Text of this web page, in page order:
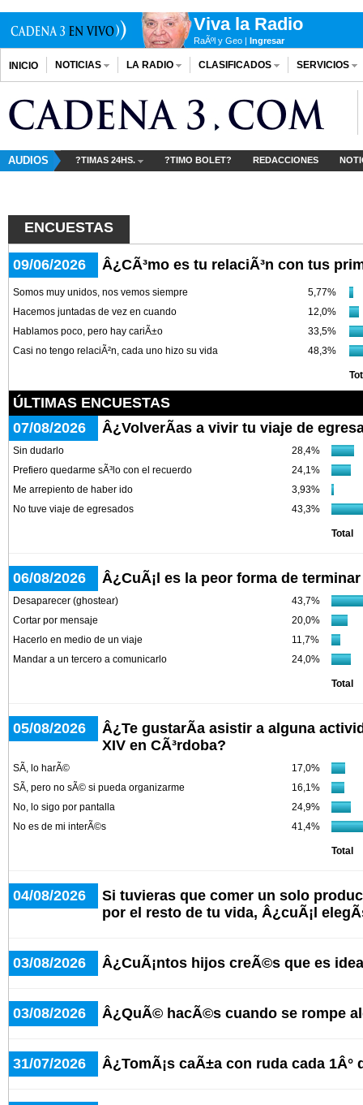
Viva la Radio
RaÃºl y Geo | Ingresar
INICIO NOTICIAS LA RADIO CLASIFICADOS SERVICIOS
AUDIOS ?TIMAS 24HS. ?TIMO BOLET? REDACCIONES
ENCUESTAS
09/06/2026 Â¿CÃ³mo es tu relaciÃ³n con tus
Somos muy unidos, nos vemos siempre
5,77%
Hacemos juntadas de vez en cuando
12,0%
Hablamos poco, pero hay cariÃ±o
33,5%
Casi no tengo relaciÃ²n, cada uno hizo su vida
48,3%
ÚLTIMAS ENCUESTAS
07/08/2026
Â¿VolverÃ­as a vivir tu viaje de
Sin dudarlo
28,4%
Prefiero quedarme sÃ³lo con el recuerdo
24,1%
Me arrepiento de haber ido
3,93%
No tuve viaje de egresados
43,3%
Total
06/08/2026 Â¿CuÃ¡l es la peor forma de
Desaparecer (ghostear)
43,7%
Cortar por mensaje
20,0%
Hacerlo en medio de un viaje
11,7%
Mandar a un tercero a comunicarlo
24,0%
Total
05/08/2026
Â¿Te gustarÃ­a asistir a alguna
XIV en CÃ³rdoba?
SÃ­, lo harÃ©
17,0%
SÃ­, pero no sÃ© si pueda organizarme
16,1%
No, lo sigo por pantalla
24,9%
No es de mi interÃ©s
41,4%
Total
04/08/2026
Si tuvieras que comer un solo
por el resto de tu vida, Â¿cuÃ¡l
03/08/2026 Â¿CuÃ¡ntos hijos creÃ©s que es
03/08/2026 Â¿QuÃ© hacÃ©s cuando se rompe
31/07/2026 Â¿TomÃ¡s caÃ±a con ruda cada 1Â°